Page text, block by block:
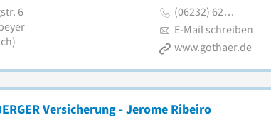
6
(06232) 62…
E-Mail schreiben
www.gothaer.de
Versicherung - Jerome Ribeiro